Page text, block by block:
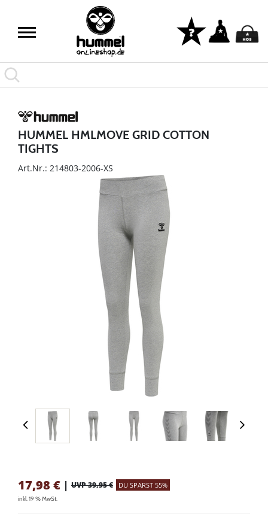
HUMMEL HMLMOVE GRID COTTON
TIGHTS
Art.Nr.: 214803-2006-XS
17,98 € | UVP 39,95 € DU SPARST 55%
inkl. 19 % MwSt.